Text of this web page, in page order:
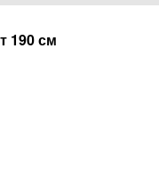
190 см